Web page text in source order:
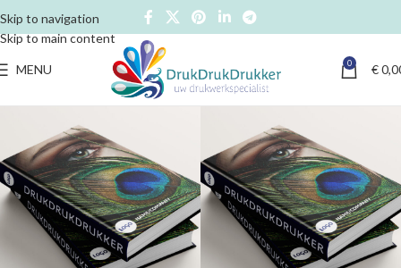
Skip to navigation
Skip to main content
MENU 0 €